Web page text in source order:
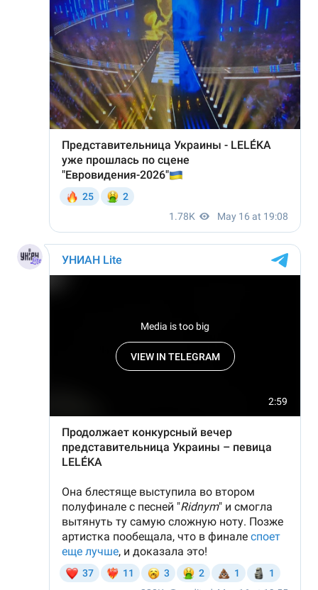
Інтерв'ю Думки
Архів Вакансії
Контакти
Послуги
Тема оформлення